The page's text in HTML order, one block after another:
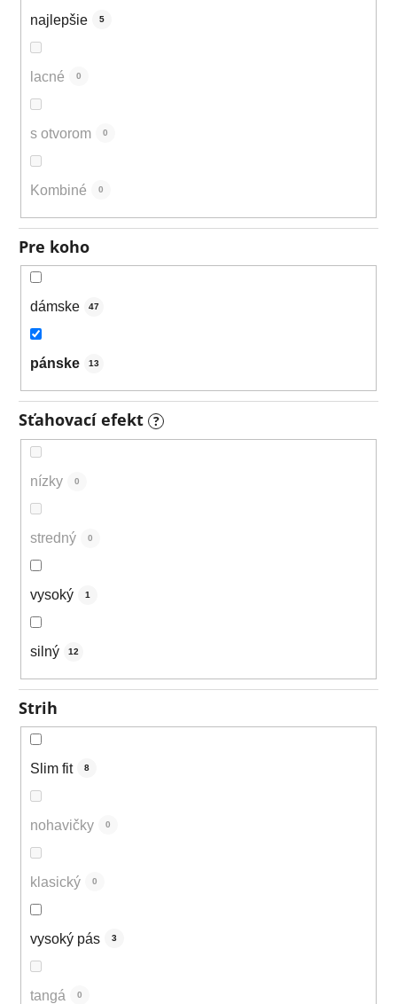
najlepšie 5
lacné 0
s otvorom 0
Kombiné 0
Pre koho
dámske 47
pánske 13
Sťahovací efekt ?
nízky 0
stredný 0
vysoký 1
silný 12
Strih
Slim fit 8
nohavičky 0
klasický 0
vysoký pás 3
tangá 0